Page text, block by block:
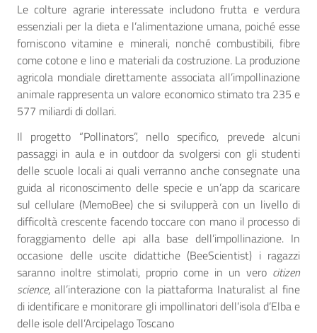
Le colture agrarie interessate includono frutta e verdura
essenziali per la dieta e l’alimentazione umana, poiché esse
forniscono vitamine e minerali, nonché combustibili, fibre
come cotone e lino e materiali da costruzione. La produzione
agricola mondiale direttamente associata all’impollinazione
animale rappresenta un valore economico stimato tra 235 e
577 miliardi di dollari.
Il progetto “Pollinators”, nello specifico, prevede alcuni
passaggi in aula e in outdoor da svolgersi con gli studenti
delle scuole locali ai quali verranno anche consegnate una
guida al riconoscimento delle specie e un’app da scaricare
sul cellulare (MemoBee) che si svilupperà con un livello di
difficoltà crescente facendo toccare con mano il processo di
foraggiamento delle api alla base dell’impollinazione. In
occasione delle uscite didattiche (BeeScientist) i ragazzi
saranno inoltre stimolati, proprio come in un vero citizen
science, all’interazione con la piattaforma Inaturalist al fine
di identificare e monitorare gli impollinatori dell’isola d’Elba e
delle isole dell’Arcipelago Toscano